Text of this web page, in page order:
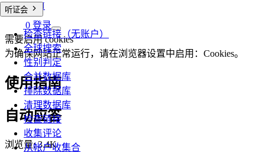
RUENCN
0 登录
需要启用 cookies
为确保网站正常运行，请在浏览器设置中启用：Cookies。
使用指南
听证会
检查链接（无账户）
全球搜索
性别判定
合并数据库
排除数据库
清理数据库
检查链接
收集评论
从帐户收集合
自动应答
浏览量:3.4K